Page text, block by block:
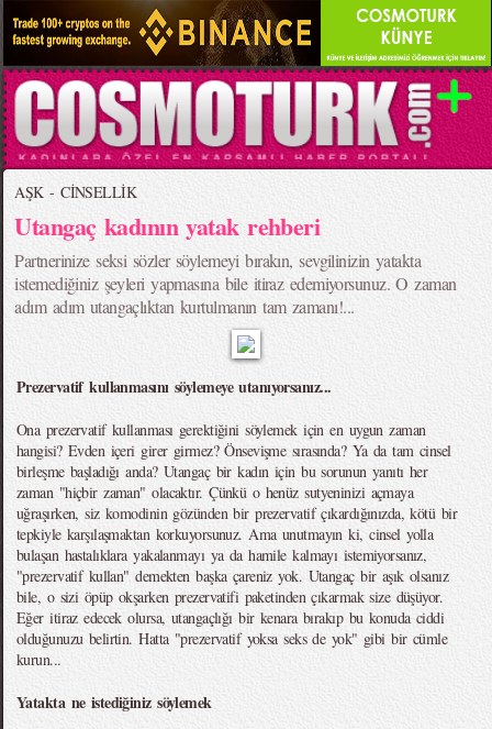
AŞK - CİNSELLİK
Utangaç kadının yatak rehberi
Partnerinize seksi sözler söylemeyi bırakın, sevgilinizin yatakta
istemediğiniz şeyleri yapmasına bile itiraz edemiyorsunuz. O zaman
adım adım utangaçlıktan kurtulmanın tam zamanı!...
Prezervatif kullanmasını söylemeye utanıyorsanız...
Ona prezervatif kullanması gerektiğini söylemek için en uygun zaman
hangisi? Evden içeri girer girmez? Önsevişme sırasında? Ya da tam cinsel
birleşme başladığı anda? Utangaç bir kadın için bu sorunun yanıtı her
zaman "hiçbir zaman" olacaktır. Çünkü o henüz sutyeninizi açmaya
uğraşırken, siz komodinin gözünden bir prezervatif çıkardığınızda, kötü bir
tepkiyle karşılaşmaktan korkuyorsunuz. Ama unutmayın ki, cinsel yolla
bulaşan hastalıklara yakalanmayı ya da hamile kalmayı istemiyorsanız,
"prezervatif kullan" demekten başka çareniz yok. Utangaç bir aşık olsanız
bile, o sizi öpüp okşarken prezervatifi paketinden çıkarmak size düşüyor.
Eğer itiraz edecek olursa, utangaçlığı bir kenara bırakıp bu konuda ciddi
olduğunuzu belirtin. Hatta "prezervatif yoksa seks de yok" gibi bir cümle
kurun...
Yatakta ne istediğiniz söylemek